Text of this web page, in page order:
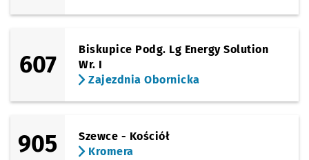
607
Biskupice Podg. Lg Energy Solution
Wr. I
Zajezdnia Obornicka
905
Szewce - Kościół
Kromera